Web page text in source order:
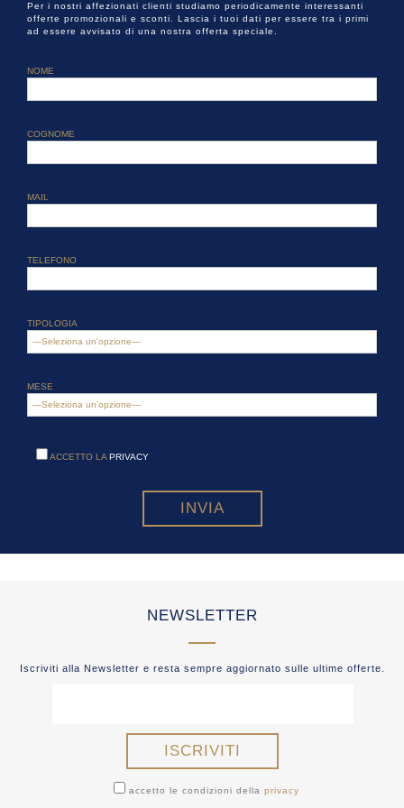
Per i nostri affezionati clienti studiamo periodicamente interessanti
offerte promozionali e sconti. Lascia i tuoi dati per essere tra i primi
ad essere avvisato di una nostra offerta speciale.
NOME
COGNOME
MAIL
TELEFONO
TIPOLOGIA
MESE
ACCETTO LAPRIVACY
NEWSLETTER
Iscriviti alla Newsletter e resta sempre aggiornato sulle ultime offerte.
accetto le condizioni dellaprivacy